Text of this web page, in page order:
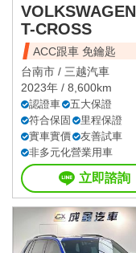
VOLKSWAGEN
T-CROSS
ACC跟車 免鑰匙
台南市 / 三越汽車
2023年 / 8,600km
認證車
五大保證
符合保固
里程保證
實車實價
友善試車
非多元化營業用車
立即諮詢